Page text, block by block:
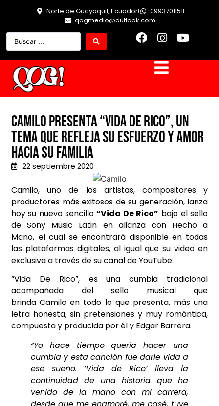
Norte de Guayaquil, Ecuador
0993701151
qogmedio@outlook.com
Camilo presenta “Vida de Rico”, un
tema que refleja su esfuerzo y amor
hacia su familia
22 septiembre 2020
Camilo, uno de los artistas, compositores y
productores más exitosos de su generación, lanza
hoy su nuevo sencillo“Vida De Rico” bajo el sello
de Sony Music Latin en alianza con Hecho a
Mano, el cual se encontrará disponible en todas
las plataformas digitales, al igual que su video en
exclusiva a través de su canal de YouTube.
“Vida De Rico”,
es una cumbia tradicional
acompañada del sello musical que
brinda Camilo en todo lo que presenta, más una
letra honesta, sin pretensiones y muy romántica,
compuesta y producida por él y Edgar Barrera.
“Yo hace tiempo quería hacer una
cumbia y esta canción fue darle vida a
ese sueño. ‘Vida de Rico’ lleva la
continuidad de una historia que ha
venido de la mano con mi carrera,